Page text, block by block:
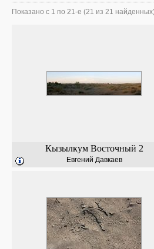
Показано с 1 по 21-е (21 из 21
Кызылкум Восточный 2
Евгений Давкаев